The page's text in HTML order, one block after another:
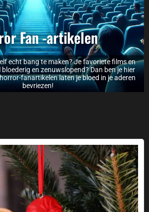
Fan -artikelen
echt bang te maken? Je favoriete films en
en zenuwslopend? Dan ben je hier
fanartikelen laten je bloed in je aderen
bevriezen!